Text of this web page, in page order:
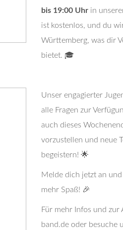
bis 19:00 Uhr in
ist kostenlos, und du
Württemberg, was dir
bietet. 🎓
Unser engagierter
alle Fragen zur
auch dieses
vorzustellen und neue
begeistern! 🌟
Melde dich jetzt an
mehr Spaß! 🎉
Für mehr Infos und zur
band.de oder besuche